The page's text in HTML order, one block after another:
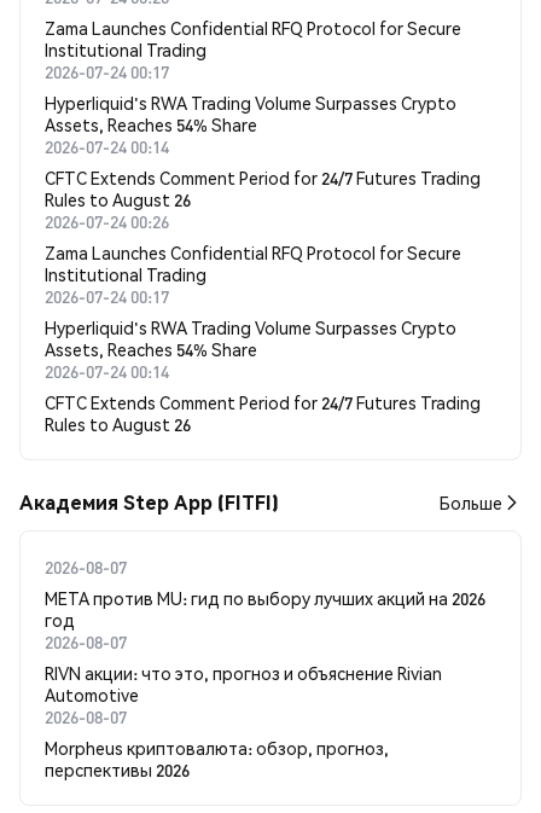
Zama Launches Confidential RFQ Protocol for Secure
Institutional Trading
2026-07-24 00:17
Hyperliquid's RWA Trading Volume Surpasses Crypto
Assets, Reaches 54% Share
2026-07-24 00:14
CFTC Extends Comment Period for 24/7 Futures Trading
Rules to August 26
2026-07-24 00:26
Zama Launches Confidential RFQ Protocol for Secure
Institutional Trading
2026-07-24 00:17
Hyperliquid's RWA Trading Volume Surpasses Crypto
Assets, Reaches 54% Share
2026-07-24 00:14
CFTC Extends Comment Period for 24/7 Futures Trading
Rules to August 26
Академия Step App (FITFI) Больше
2026-08-07
META против MU: гид по выбору лучших акций на 2026
год
2026-08-07
RIVN акции: что это, прогноз и объяснение Rivian
Automotive
2026-08-07
Morpheus криптовалюта: обзор, прогноз,
перспективы 2026